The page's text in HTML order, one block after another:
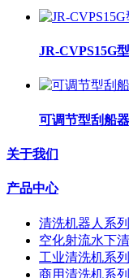
JR-CVPS15G
可调节型刮船器
关于我们
产品中心
清洗机器人系列
空化射流水下
工业清洗机系列
商用清洗机系列